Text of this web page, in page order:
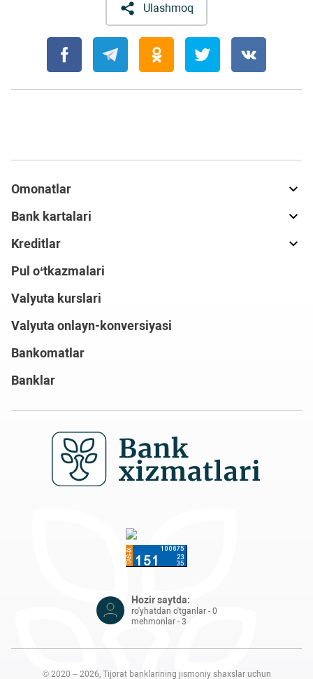
Ulashmoq
Omonatlar
Bank kartalari
Kreditlar
Pul o‘tkazmalari
Valyuta kurslari
Valyuta onlayn-konversiyasi
Bankomatlar
Banklar
Hozir saytda:
ro'yhatdan o'tganlar - 0
mehmonlar - 3
© 2020 – 2026, Tijorat banklarining jismoniy shaxslar uchun